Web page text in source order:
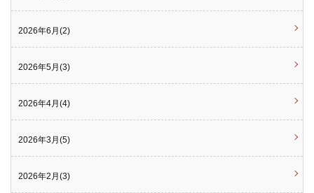
2026年6月(2)
2026年5月(3)
2026年4月(4)
2026年3月(5)
2026年2月(3)